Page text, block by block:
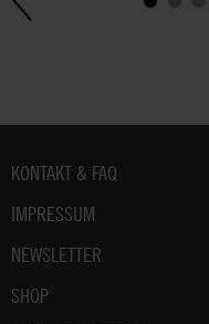
Fußbereich
KONTAKT & FAQ
IMPRESSUM
NEWSLETTER
SHOP